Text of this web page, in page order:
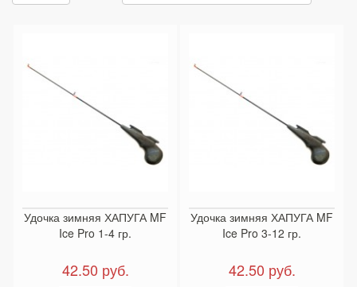
Удочка зимняя ХАПУГА MF
Ice Pro 1-4 гр.
42.50 руб.
Удочка зимняя ХАПУГА MF
Ice Pro 3-12 гр.
42.50 руб.